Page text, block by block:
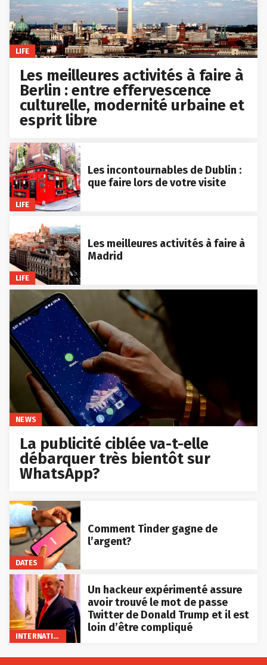
LIFE
Les meilleures activités à faire à
Berlin : entre effervescence
culturelle, modernité urbaine et
esprit libre
LIFE
Les incontournables de Dublin :
que faire lors de votre visite
LIFE
Les meilleures activités à faire à
Madrid
NEWS
La publicité ciblée va-t-elle
débarquer très bientôt sur
WhatsApp?
DATES
Comment Tinder gagne de
l’argent?
INTERNATIONAL
Un hackeur expérimenté assure
avoir trouvé le mot de passe
Twitter de Donald Trump et il est
loin d’être compliqué